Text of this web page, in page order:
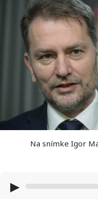
Na snímke Igor
▶